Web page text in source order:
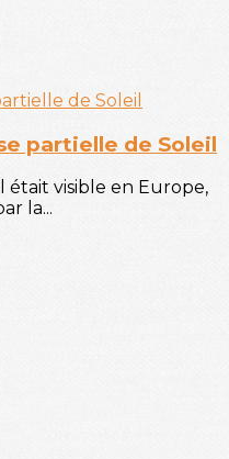
partielle de Soleil
était visible en Europe,
la...